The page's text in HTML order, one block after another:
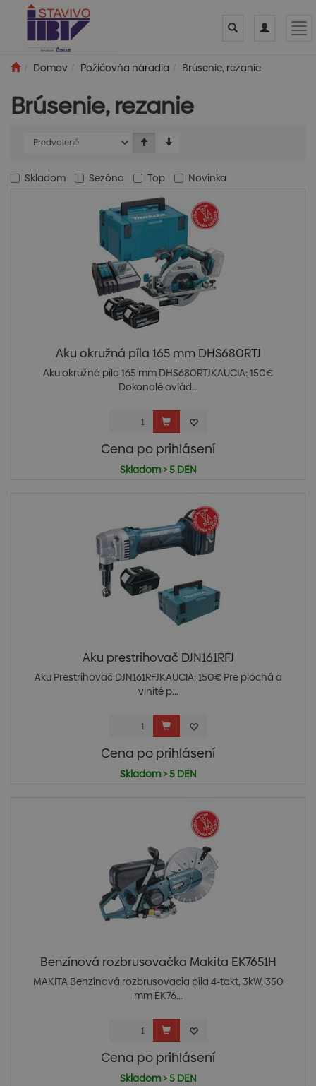
Toggle
Toggle
Domov
Požičovňa náradia Brúsenie, rezanie
Brúsenie, rezanie
Skladom Sezóna Top Novinka
Aku okružná píla 165 mm DHS680RTJ
Aku okružná píla 165 mm DHS680RTJKAUCIA: 150€
Dokonalé ovlád...
Cena po prihlásení
Skladom > 5 DEN
Aku prestrihovač DJN161RFJ
Aku Prestrihovač DJN161RFJKAUCIA: 150€ Pre plochá a
vlnité p...
Cena po prihlásení
Skladom > 5 DEN
Benzínová rozbrusovačka Makita EK7651H
MAKITA Benzínová rozbrusovacia píla 4-takt, 3kW, 350
mm EK76...
Cena po prihlásení
Skladom > 5 DEN